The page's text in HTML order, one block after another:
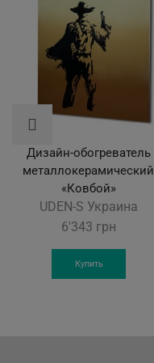
Дизайн-обогреватель
металлокерамический
«Ковбой»
UDEN-S Украина
6'343 грн
Купить